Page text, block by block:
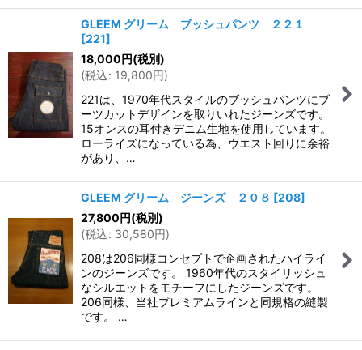
GLEEM グリーム ブッシュパンツ ２２１
[221]
18,000円(税別)
(税込: 19,800円)
221は、1970年代スタイルのブッシュパンツにブ
ーツカットデザインを取りいれたジーンズです。
15オンスの耳付きデニム生地を使用しています。
ローライズになっている為、ウエスト回りに余裕
があり、…
GLEEM グリーム ジーンズ ２０８ [208]
27,800円(税別)
(税込: 30,580円)
208は206同様コンセプトで企画されたハイライ
ンのジーンズです。 1960年代のスタイリッシュ
なシルエットをモチーフにしたジーンズです。
206同様、当社プレミアムラインと同規格の縫製
です。 …